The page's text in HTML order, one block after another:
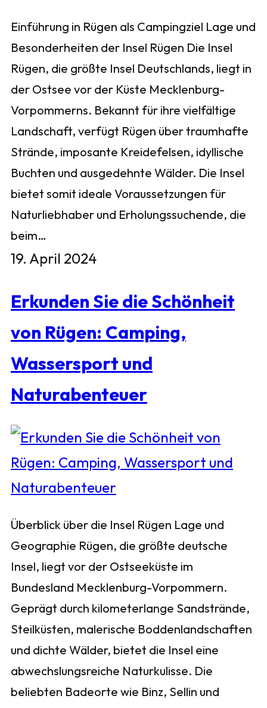
Einführung in Rügen als Campingziel Lage und
Besonderheiten der Insel Rügen Die Insel
Rügen, die größte Insel Deutschlands, liegt in
der Ostsee vor der Küste Mecklenburg-
Vorpommerns. Bekannt für ihre vielfältige
Landschaft, verfügt Rügen über traumhafte
Strände, imposante Kreidefelsen, idyllische
Buchten und ausgedehnte Wälder. Die Insel
bietet somit ideale Voraussetzungen für
Naturliebhaber und Erholungssuchende, die
beim…
19. April 2024
Erkunden Sie die Schönheit
von Rügen: Camping,
Wassersport und
Naturabenteuer
Überblick über die Insel Rügen Lage und
Geographie Rügen, die größte deutsche
Insel, liegt vor der Ostseeküste im
Bundesland Mecklenburg-Vorpommern.
Geprägt durch kilometerlange Sandstrände,
Steilküsten, malerische Boddenlandschaften
und dichte Wälder, bietet die Insel eine
abwechslungsreiche Naturkulisse. Die
beliebten Badeorte wie Binz, Sellin und